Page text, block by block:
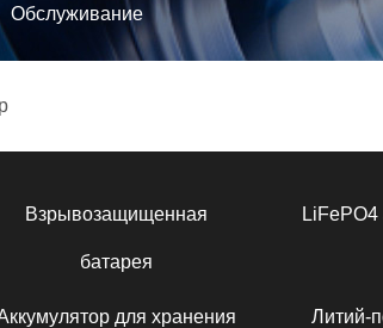
Обслуживание
Взрывозащищенная
батарея
LiFePO4
для хранения Литий-